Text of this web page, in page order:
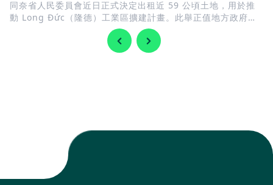
同奈省人民委員會近日正式決定出租近 59 公頃土地，用於推
動 Long Đức（隆德）工業區擴建計畫。此舉正值地方政府加
快完善基礎建設，迎接 隆城國際機場 即將投入營運，同時持續
擴充工業用地，以滿足國內外企業日益增加的投資需求。